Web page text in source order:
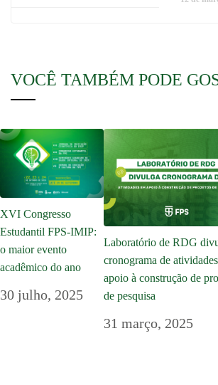
VOCÊ TAMBÉM PODE
XVI Congresso
Estudantil FPS-IMIP:
o maior evento
acadêmico do ano
30 julho, 2025
Laboratório de RDG
cronograma de
apoio à construção de
de pesquisa
31 março, 2025